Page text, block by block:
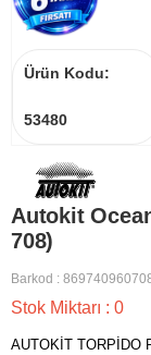
Ürün Kodu:
53480
Autokit
708)
Barkod :
Stok Miktarı : 0
AUTOKİT TORPİDO